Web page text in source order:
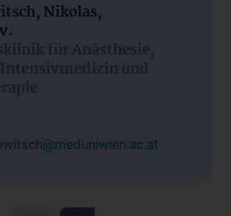
Nikolas,
für Anästhesie,
und